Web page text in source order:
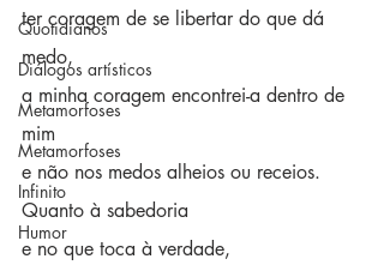
Quotidianos
Diálogos artísticos
Metamorfoses
Metamorfoses
Infinito
Humor
ter coragem de se libertar do que dá
medo,
a minha coragem encontrei-a dentro de
mim
e não nos medos alheios ou receios.
Quanto à sabedoria
e no que toca à verdade,